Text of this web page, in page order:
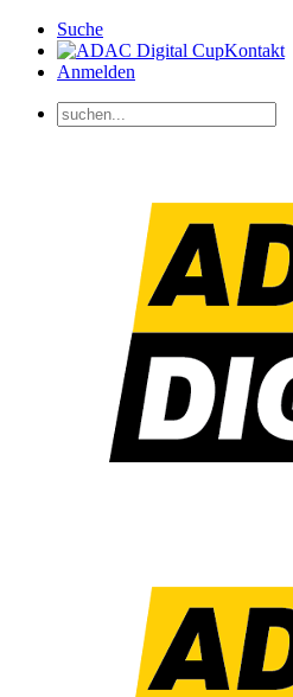
Suche
Kontakt
Anmelden